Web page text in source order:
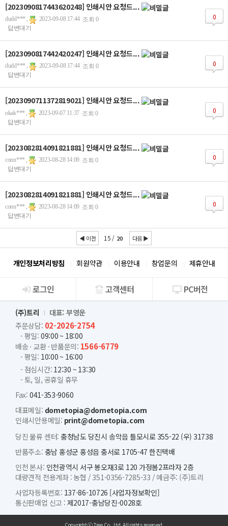
[2023090817443620248] 인쇄시안 요청드...
dudd*** , 2023-09-08 17:44 조회 0
답변대기
0
[2023090817442420247] 인쇄시안 요청드...
dudd*** , 2023-09-08 17:44 조회 0
답변대기
0
[2023090711372819021] 인쇄시안 요청드...
okak*** , 2023-09-07 11:37 조회 0
답변대기
0
[2023082814091821881] 인쇄시안 요청드...
conn*** , 2023-08-28 14:09 조회 0
답변대기
0
[2023082814091821881] 인쇄시안 요청드...
conn*** , 2023-08-28 14:09 조회 0
답변대기
0
◀ 이전 15 / 20 다음 ▶
개인정보처리방침 회원약관 이용안내 창업문의 제휴안내
회사소개
로그인 고객센터 PC버전
(주)트리
대표: 부영운
주문상담: 02-2026-2754
- 평일: 09:00 ~ 18:00
배송 · 교환 · 반품문의: 1566-6779
- 평일: 10:00 ~ 16:00
- 점심시간: 12:30 ~ 13:30
- 토, 일, 공휴일 휴무
Fax: 041-353-9060
대표메일: dometopia@dometopia.com
인쇄시안용메일: print@dometopia.com
당진 물류 센터: 충청남도 당진시 송악읍 틀모시로 355-22 (우) 31738
반품주소: 충남 홍성군 홍성읍 충서로 1705-47 한진택배
인천 본사: 인천광역시 서구 봉오재3로 120 가정봄2프라자 2층
대량견적 전용계좌 :농협 / 351-0356-7285-33 / 예금주: (주)트리
사업자등록번호: 137-86-10726 [사업자정보확인]
통신판매업 신고 : 제2017-충남당진-0028호